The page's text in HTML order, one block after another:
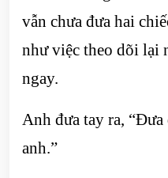
vẫn chưa đưa hai
như việc theo dõi lại
ngay.
Anh đưa tay ra,
anh.”